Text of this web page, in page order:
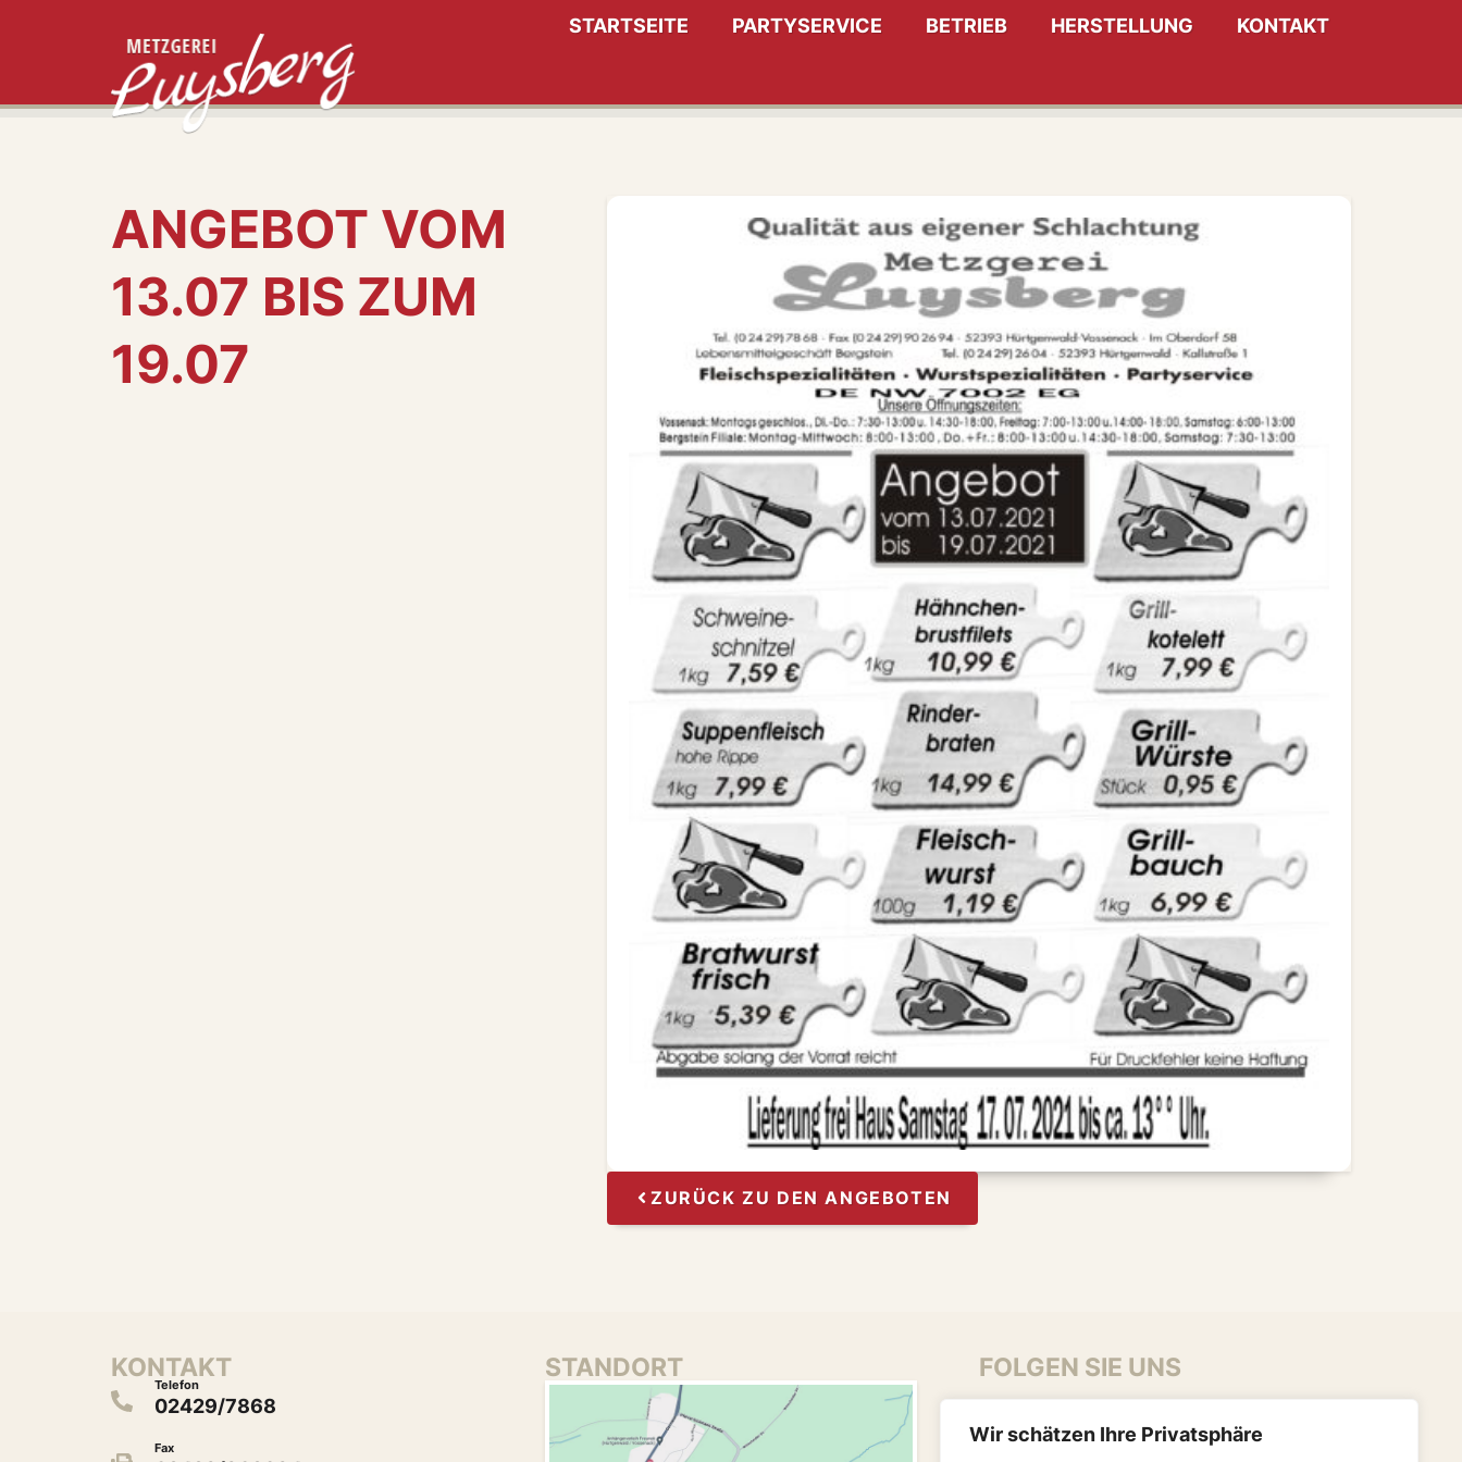
Wir schätzen Ihre Privatsphäre
STARTSEITE PARTYSERVICE BETRIEB HERSTELLUNG KONTAKT
ANGEBOT VOM
13.07 BIS ZUM
19.07
ZURÜCK ZU DEN ANGEBOTEN
KONTAKT
Telefon
02429/7868
Fax
STANDORT FOLGEN SIE UNS